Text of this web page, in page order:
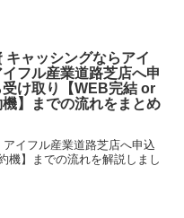
キャッシングならアイ
フル産業道路芝店へ申
け取り【WEB完結 or
機】までの流れをまとめ
イフル産業道路芝店へ申込
機】までの流れを解説しまし